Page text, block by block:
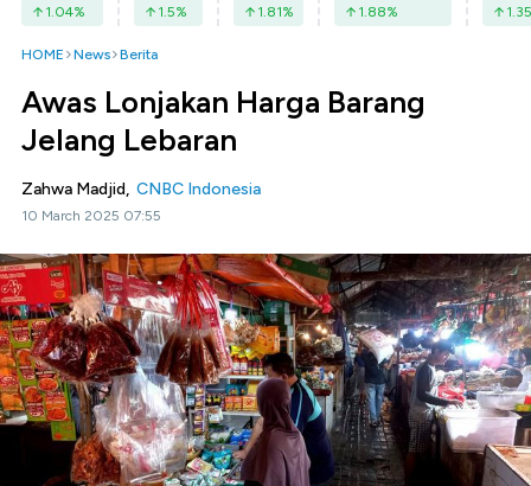
1.04% 1.5% 1.81% 1.88% 1.35
HOME News Berita
Awas Lonjakan Harga Barang
Jelang Lebaran
Zahwa Madjid, CNBC Indonesia
10 March 2025 07:55